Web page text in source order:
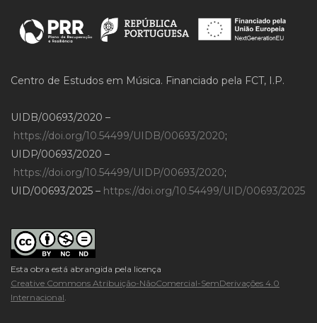
Centro de Estudos em Música. Financiado pela FCT, I.P.
UIDB/00693/2020 –
https://doi.org/10.54499/UIDB/00693/2020;
UIDP/00693/2020 –
https://doi.org/10.54499/UIDP/00693/2020;
UID/00693/2025 – https://doi.org/10.54499/UID/00693/2025
Esta obra está abrangida pela licença
Creative Commons Atribuição-NãoComercial-SemDerivações 4.0
Internacional